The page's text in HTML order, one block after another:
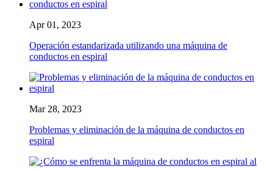
Apr 01, 2023
Operación estandarizada utilizando una máquina de
conductos en espiral
Mar 28, 2023
Problemas y eliminación de la máquina de conductos en
espiral